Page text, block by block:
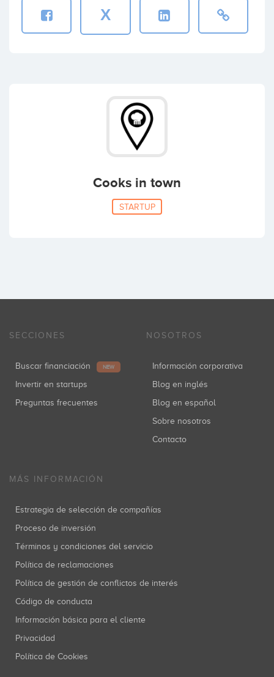
X
Cooks in town
STARTUP
SECCIONES
Buscar financiación NEW
Invertir en startups
Preguntas frecuentes
NOSOTROS
Información corporativa
Blog en inglés
Blog en español
Sobre nosotros
Contacto
MÁS INFORMACIÓN
Estrategia de selección de compañías
Proceso de inversión
Términos y condiciones del servicio
Política de reclamaciones
Política de gestión de conflictos de interés
Código de conducta
Información básica para el cliente
Privacidad
Política de Cookies